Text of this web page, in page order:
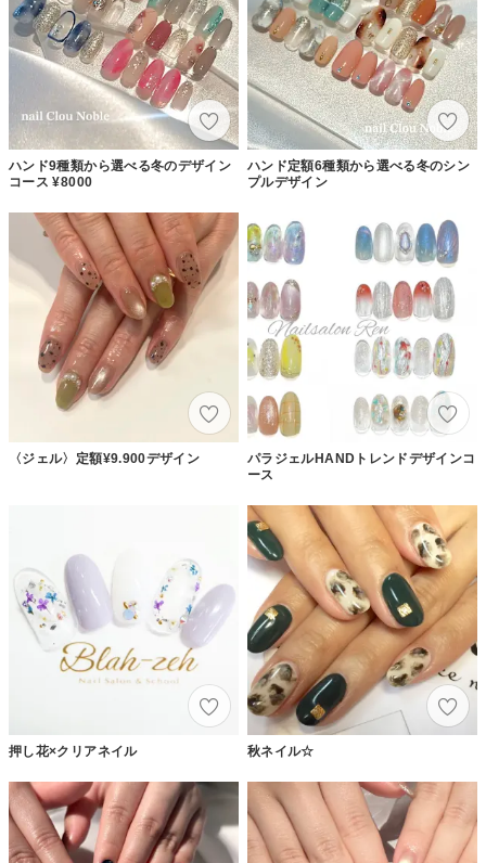
ハンド9種類から選べる冬のデザイン
コース ¥8000
ハンド定額6種類から選べる冬のシン
プルデザイン
〈ジェル〉定額¥9.900デザイン
パラジェルHANDトレンドデザインコ
ース
押し花×クリアネイル 秋ネイル☆